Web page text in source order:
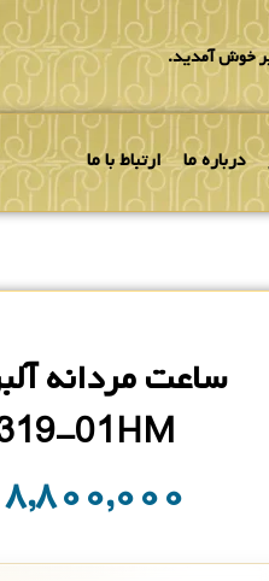
خوش آمدید.
درباره ما ارتباط با ما
ساعت مردانه
01HM